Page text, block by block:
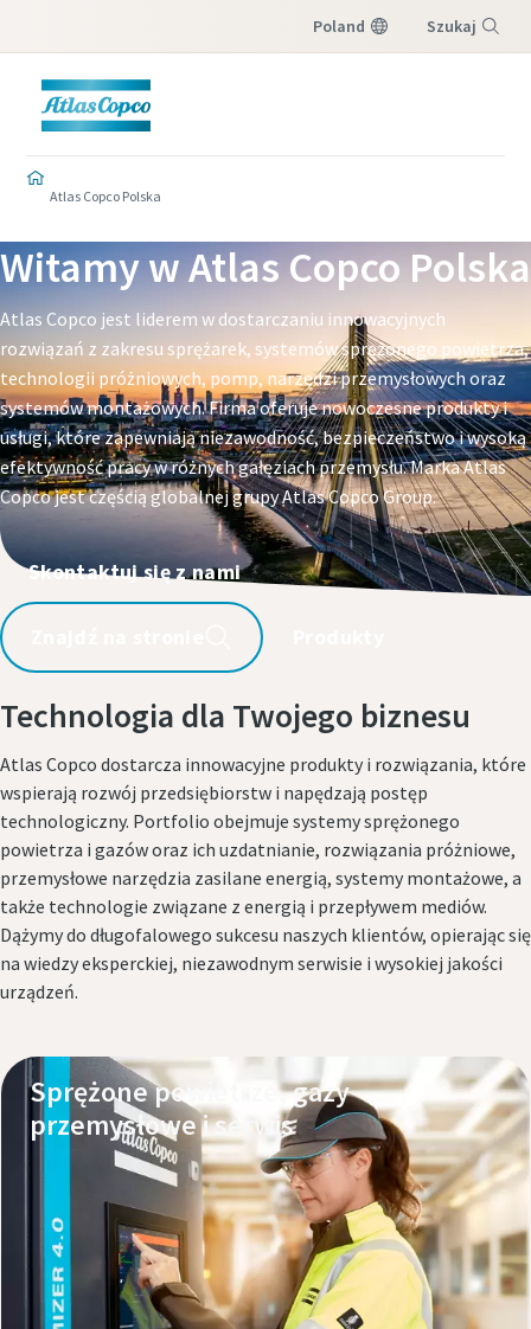
Poland Szukaj
Atlas Copco Polska
Witamy w Atlas Copco Polska
Atlas Copco jest liderem w dostarczaniu innowacyjnych
rozwiązań z zakresu sprężarek, systemów sprężonego powietrza,
technologii próżniowych, pomp, narzędzi przemysłowych oraz
systemów montażowych. Firma oferuje nowoczesne produkty i
usługi, które zapewniają niezawodność, bezpieczeństwo i wysoką
efektywność pracy w różnych gałęziach przemysłu. Marka Atlas
Copco jest częścią globalnej grupy Atlas Copco Group.
Skontaktuj się z nami
Technologia dla Twojego biznesu
Atlas Copco dostarcza innowacyjne produkty i rozwiązania, które
wspierają rozwój przedsiębiorstw i napędzają postęp
technologiczny. Portfolio obejmuje systemy sprężonego
powietrza i gazów oraz ich uzdatnianie, rozwiązania próżniowe,
przemysłowe narzędzia zasilane energią, systemy montażowe, a
także technologie związane z energią i przepływem mediów.
Dążymy do długofalowego sukcesu naszych klientów, opierając się
na wiedzy eksperckiej, niezawodnym serwisie i wysokiej jakości
urządzeń.
Sprężone powietrze, gazy
przemysłowe i serwis